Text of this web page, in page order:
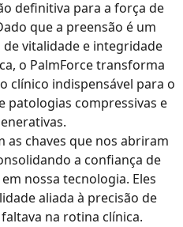
definitiva para a força de
que a preensão é um
vitalidade e integridade
o PalmForce transforma
clínico indispensável para o
patologias compressivas e
as chaves que nos abriram
a confiança de
nossa tecnologia. Eles
aliada à precisão de
na rotina clínica.